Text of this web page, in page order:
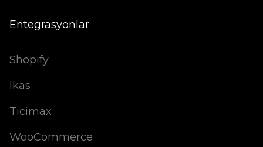
Entegrasyonlar
Shopify
Ikas
Ticimax
WooCommerce